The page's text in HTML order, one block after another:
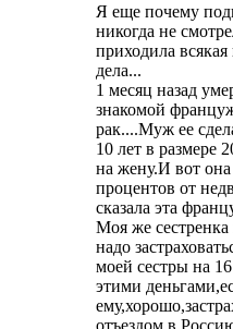
Я еще почему
никогда не
приходила всякая
дела...
1 месяц назад
знакомой
рак....Муж ее
10 лет в размере
на жену.И вот
процентов от
сказала эта
Моя же
надо
моей сестры на
этими
отъездом в